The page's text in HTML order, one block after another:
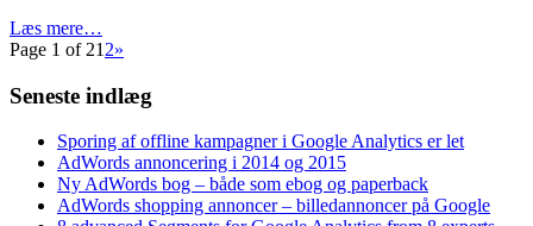
Læs mere…
Page 1 of 21 2»
Seneste indlæg
Sporing af offline kampagner i Google Analytics er let
AdWords annoncering i 2014 og 2015
Ny AdWords bog – både som ebog og paperback
AdWords shopping annoncer – billedannoncer på Google